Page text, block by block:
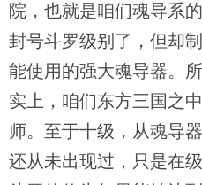
院，也就是咱们魂导系
封号斗罗级别了，但却
能使用的强大魂导器。
实上，咱们东方三国之
师。至于十级，从魂导
还从未出现过，只是在